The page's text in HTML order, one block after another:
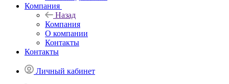
Компания
Назад
Компания
О компании
Контакты
Контакты
Личный кабинет